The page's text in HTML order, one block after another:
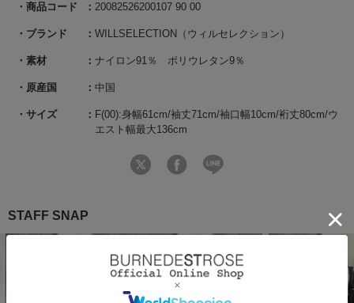
商品コード 20082526200107 90 00
ブランド WILLSELECTION（ウィルセレクション）
素材 ナイロン91％ ポリウレタン9％
原産国 中国
サイズ
F(00):身幅61cm/袖丈71cm/袖口幅10cm/裄丈80cm/ウ
エスト幅最大136cm
STAFF SNAP